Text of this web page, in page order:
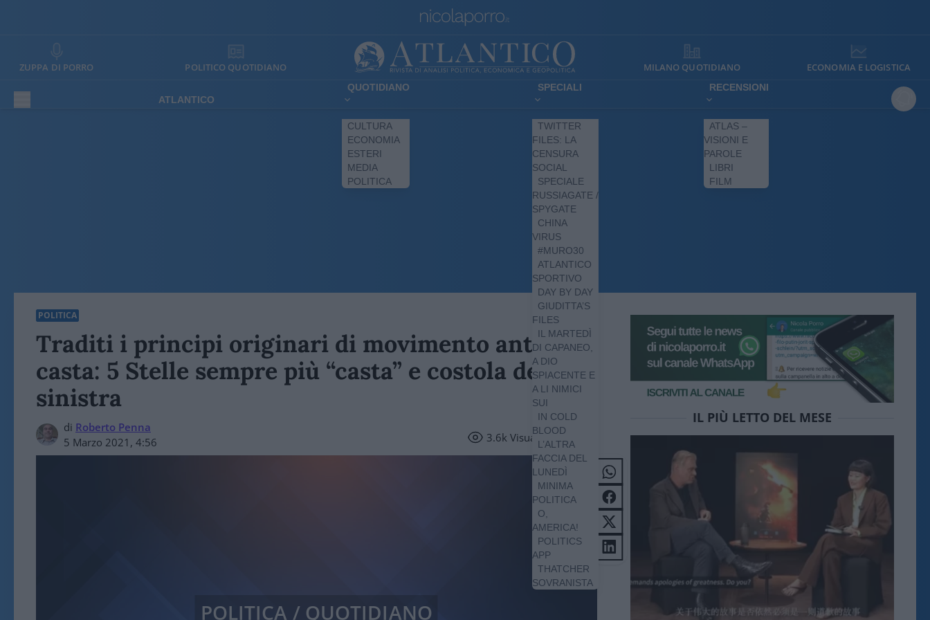
ZUPPA DI PORRO POLITICO QUOTIDIANO MILANO QUOTIDIANO ECONOMIA E LOGISTICA
ATLANTICO
QUOTIDIANO
CULTURA
ECONOMIA
ESTERI
MEDIA
POLITICA
SPECIALI
TWITTER
FILES: LA
CENSURA
SOCIAL
SPECIALE
RUSSIAGATE /
SPYGATE
CHINA
VIRUS
#MURO30
ATLANTICO
SPORTIVO
DAY BY DAY
GIUDITTA’S
FILES
IL MARTEDÌ
DI CAPANEO,
A DIO
SPIACENTE E
A LI NIMICI
SUI
IN COLD
BLOOD
L’ALTRA
FACCIA DEL
LUNEDÌ
MINIMA
POLITICA
O,
AMERICA!
POLITICS
APP
THATCHER
SOVRANISTA
RECENSIONI
ATLAS –
VISIONI E
PAROLE
LIBRI
FILM
POLITICA
Traditi i principi originari di movimento anti-
casta: 5 Stelle sempre più “casta” e costola della
sinistra
di Roberto Penna
5 Marzo 2021, 4:56
3.6k Visualizzazioni
POLITICA / QUOTIDIANO
IL PIÙ LETTO DEL MESE